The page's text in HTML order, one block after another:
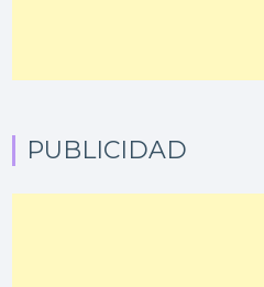
PUBLICIDAD